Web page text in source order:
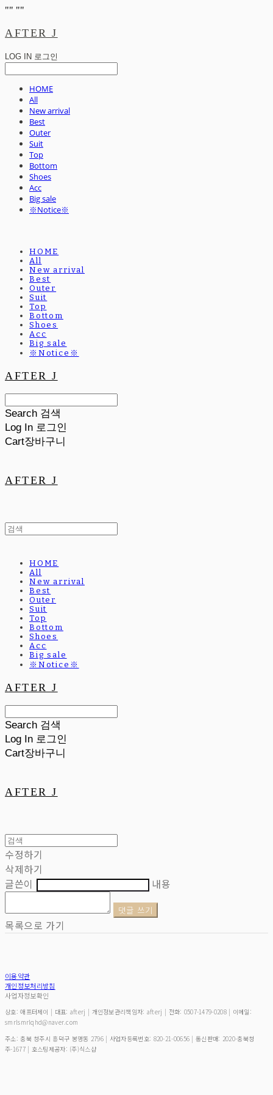
"" ""
AFTER J
LOG IN 로그인
HOME
All
New arrival
Best
Outer
Suit
Top
Bottom
Shoes
Acc
Big sale
※Notice※
HOME
All
New arrival
Best
Outer
Suit
Top
Bottom
Shoes
Acc
Big sale
※Notice※
AFTER J
Search 검색
Log In 로그인
Cart장바구니
AFTER J
HOME
All
New arrival
Best
Outer
Suit
Top
Bottom
Shoes
Acc
Big sale
※Notice※
AFTER J
Search 검색
Log In 로그인
Cart장바구니
AFTER J
수정하기
삭제하기
글쓴이
내용
댓글 쓰기
목록으로 가기
이용약관
개인정보처리방침
사업자정보확인
상호: 애프터제이 | 대표: afterj | 개인정보관리책임자: afterj | 전화: 0507-1479-0208 | 이메일:
smrlsmrlqhd@naver.com
주소: 충북 청주시 흥덕구 봉명동 2796 | 사업자등록번호: 820-21-00656 | 통신판매: 2020-충북청
주-1677| 호스팅제공자: (주)식스샵